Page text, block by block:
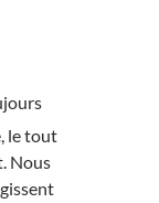
le tout
Nous